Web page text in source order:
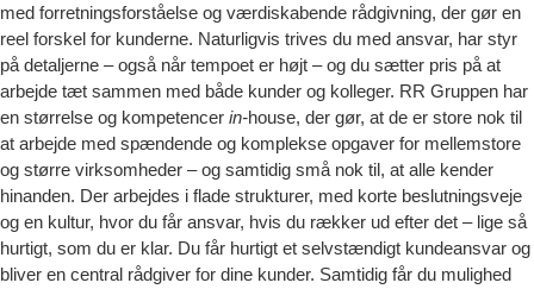
med forretningsforståelse og værdiskabende rådgivning, der gør en
reel forskel for kunderne. Naturligvis trives du med ansvar, har styr
på detaljerne – også når tempoet er højt – og du sætter pris på at
arbejde tæt sammen med både kunder og kolleger. RR Gruppen har
en størrelse og kompetencer in-house, der gør, at de er store nok til
at arbejde med spændende og komplekse opgaver for mellemstore
og større virksomheder – og samtidig små nok til, at alle kender
hinanden. Der arbejdes i flade strukturer, med korte beslutningsveje
og en kultur, hvor du får ansvar, hvis du rækker ud efter det – lige så
hurtigt, som du er klar. Du får hurtigt et selvstændigt kundeansvar og
bliver en central rådgiver for dine kunder. Samtidig får du mulighed